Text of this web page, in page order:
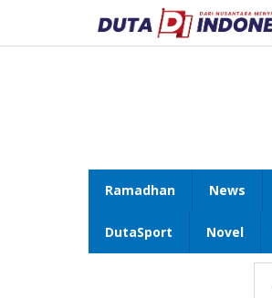
konten
Ramadhan News
DutaSport Novel